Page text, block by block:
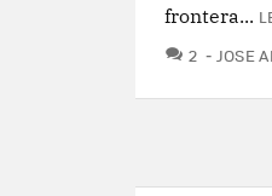
frontera...
2
JOSE